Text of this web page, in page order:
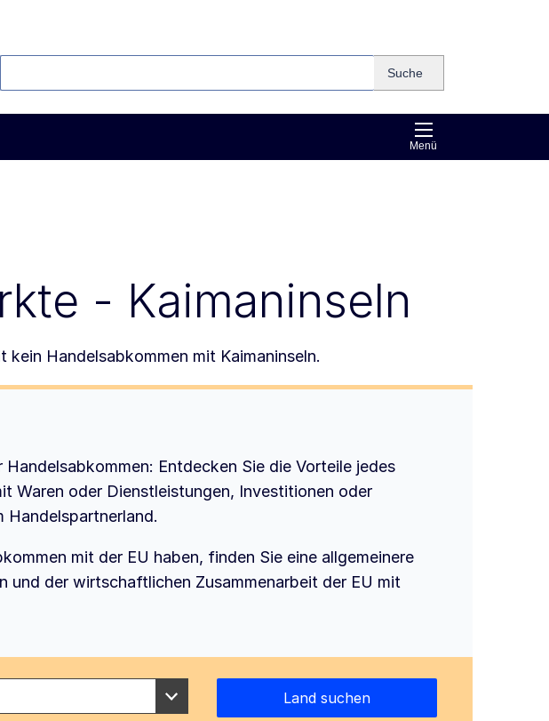
Suche
Menü
- Kaimaninseln
Handelsabkommen mit Kaimaninseln.
Entdecken Sie die Vorteile jedes
Waren oder Dienstleistungen, Investitionen oder
Handelspartnerland.
mit der EU haben, finden Sie eine allgemeinere
und der wirtschaftlichen Zusammenarbeit der EU mit